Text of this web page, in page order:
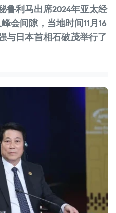
鲁利马出席2024年亚太经
会间隙，当地时间11月16
与日本首相石破茂举行了